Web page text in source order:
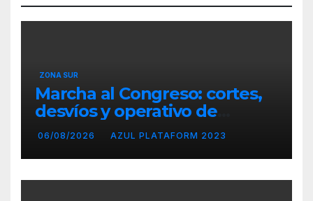
ZONA SUR
Marcha al Congreso: cortes,
desvíos y operativo de
seguridad por la protesta
contra la reforma de la Ley
de Tierras
06/08/2026 AZUL PLATAFORM 2023